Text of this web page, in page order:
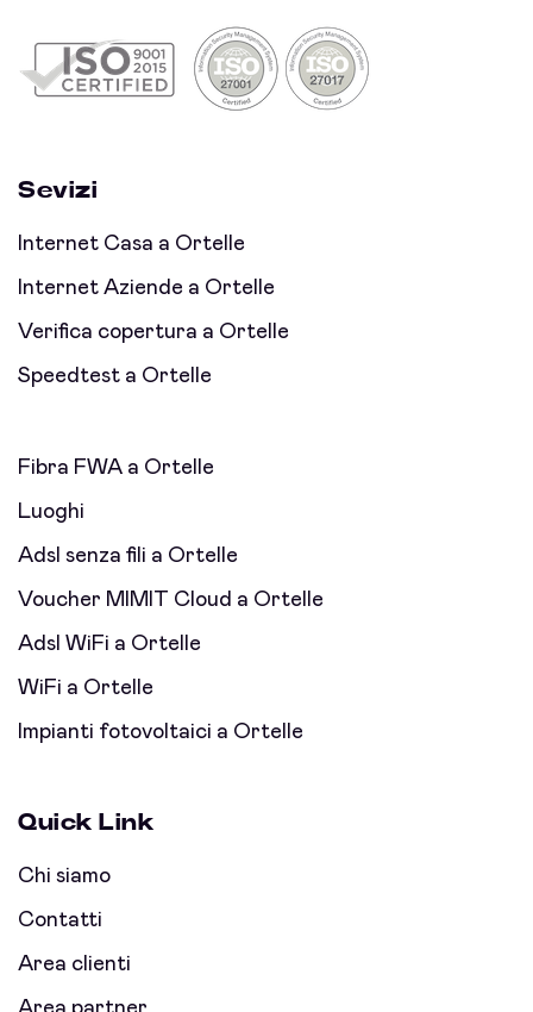
Sevizi
Internet Casa a Ortelle
Internet Aziende a Ortelle
Verifica copertura a Ortelle
Speedtest a Ortelle
Fibra FWA a Ortelle
Luoghi
Adsl senza fili a Ortelle
Voucher MIMIT Cloud a Ortelle
Adsl WiFi a Ortelle
WiFi a Ortelle
Impianti fotovoltaici a Ortelle
Quick Link
Chi siamo
Contatti
Area clienti